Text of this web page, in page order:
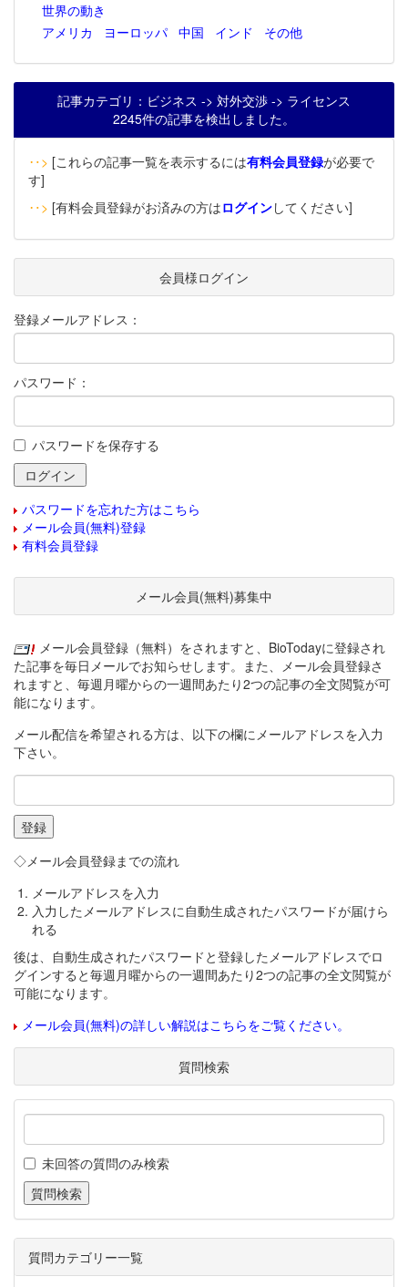
世界の動き
アメリカ
ヨーロッパ 中国 インド その他
記事カテゴリ：ビジネス -> 対外交渉 -> ライセンス
2245件の記事を検出しました。
‥> [これらの記事一覧を表示するには有料会員登録が必要で
す]
‥> [有料会員登録がお済みの方はログインしてください]
会員様ログイン
登録メールアドレス：
パスワード：
パスワードを保存する
パスワードを忘れた方はこちら
メール会員(無料)登録
有料会員登録
メール会員(無料)募集中
メール会員登録（無料）をされますと、BioTodayに登録され
た記事を毎日メールでお知らせします。また、メール会員登録さ
れますと、毎週月曜からの一週間あたり2つの記事の全文閲覧が可
能になります。
メール配信を希望される方は、以下の欄にメールアドレスを入力
下さい。
◇メール会員登録までの流れ
メールアドレスを入力
入力したメールアドレスに自動生成されたパスワードが届けら
れる
後は、自動生成されたパスワードと登録したメールアドレスでロ
グインすると毎週月曜からの一週間あたり2つの記事の全文閲覧が
可能になります。
メール会員(無料)の詳しい解説はこちらをご覧ください。
質問検索
未回答の質問のみ検索
質問カテゴリー一覧